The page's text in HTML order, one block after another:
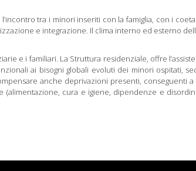
tra i minori inseriti con la famiglia, con i
e integrazione. Il clima interno ed esterno
e i familiari. La Struttura residenziale, offre
ai bisogni globali evoluti dei minori ospitati,
anche deprivazioni presenti, conseguenti a
(alimentazione, cura e igiene, dipendenze e